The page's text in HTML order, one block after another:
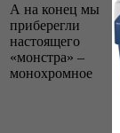
А на конец мы
приберегли
настоящего
«монстра» –
монохромное